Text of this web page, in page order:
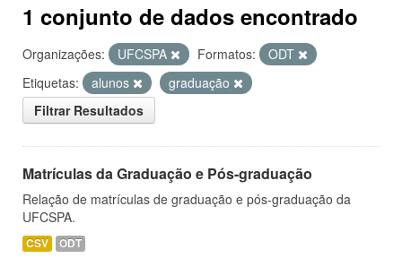
1 conjunto de dados encontrado
Organizações: UFCSPA Formatos:
ODT
Etiquetas:
alunos
graduação
Filtrar Resultados
Matrículas da Graduação e Pós-graduação
Relação de matrículas de graduação e pós-graduação da
UFCSPA.
CSV ODT